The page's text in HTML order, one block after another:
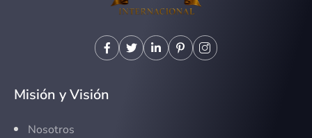
Misión y Visión
Nosotros